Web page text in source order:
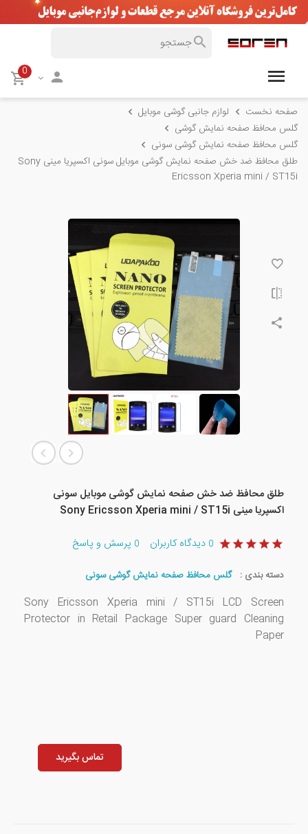
0
صفحه نخست
لوازم جانبی گوشی موبایل
گلس محافظ صفحه نمایش گوشی
گلس محافظ صفحه نمایش گوشی سونی
طلق محافظ ضد خش صفحه نمایش گوشی موبایل سونی اکسپریا مینی Sony
Ericsson Xperia mini / ST15i
طلق محافظ ضد خش صفحه نمایش گوشی موبایل سونی
اکسپریا مینی Sony Ericsson Xperia mini / ST15i
0 دیدگاه کاربران 0 پرسش و پاسخ
دسته بندی : گلس محافظ صفحه نمایش گوشی سونی
Sony Ericsson Xperia mini / ST15i LCD Screen
Protector in Retail Package Super guard Cleaning
Paper
تماس بگیرید